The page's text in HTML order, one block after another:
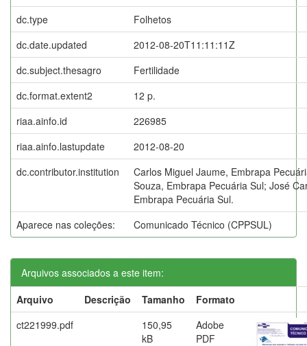
dc.type
Folhetos
dc.date.updated
2012-08-20T11:11:11Z
dc.subject.thesagro
Fertilidade
dc.format.extent2
12 p.
riaa.ainfo.id
226985
riaa.ainfo.lastupdate
2012-08-20
dc.contributor.institution
Carlos Miguel Jaume, Embrapa
Souza, Embrapa Pecuária Sul; José
Embrapa Pecuária Sul.
Aparece nas coleções:
Comunicado Técnico (CPPSUL)
Arquivos associados a este item:
Arquivo
Descrição Tamanho
Formato
ct221999.pdf
150,95
kB
Adobe
PDF